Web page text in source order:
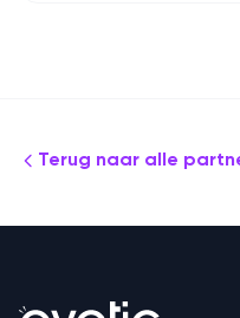
Terug naar alle